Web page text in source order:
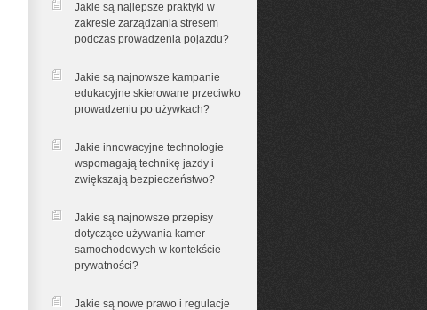
Jakie są najlepsze praktyki w
zakresie zarządzania stresem
podczas prowadzenia pojazdu?
Jakie są najnowsze kampanie
edukacyjne skierowane przeciwko
prowadzeniu po używkach?
Jakie innowacyjne technologie
wspomagają technikę jazdy i
zwiększają bezpieczeństwo?
Jakie są najnowsze przepisy
dotyczące używania kamer
samochodowych w kontekście
prywatności?
Jakie są nowe prawo i regulacje